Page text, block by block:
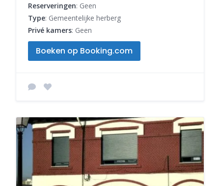
Reserveringen: Geen
Type: Gemeentelijke herberg
Privé kamers: Geen
Boeken op Booking.com